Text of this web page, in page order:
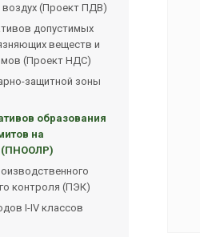
(Проект ПДВ)
допустимых
веществ и
(Проект НДС)
защитной зоны
образования
на
(ПНООЛР)
контроля (ПЭК)
I-IV классов